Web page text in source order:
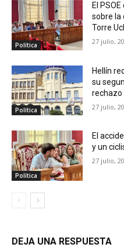
Política
El
sobre la
Torre
27 julio,
Política
Hellín
su
rechazo
27 julio,
Política
El
y un
27 julio,
DEJA UNA RESPUESTA